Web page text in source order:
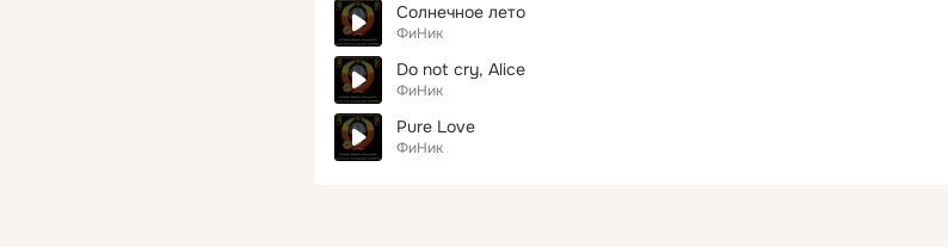
Солнечное лето
ФиНик
Do not cry, Alice
ФиНик
Pure Love
ФиНик